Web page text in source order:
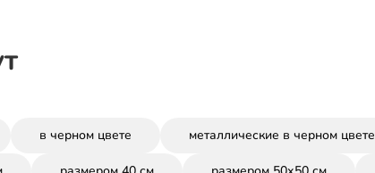
в черном цвете металлические в черном цвете